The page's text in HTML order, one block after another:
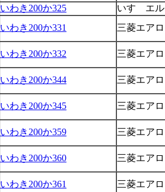
いわき200か325
いすゞエ
いわき200か331
三菱エア
いわき200か332 三菱エア
いわき200か344 三菱エア
いわき200か345 三菱エア
いわき200か359 三菱エア
いわき200か360 三菱エア
いわき200か361 三菱エア